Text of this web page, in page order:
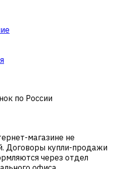
по России
магазине не
Договоры купли-продажи
через отдел